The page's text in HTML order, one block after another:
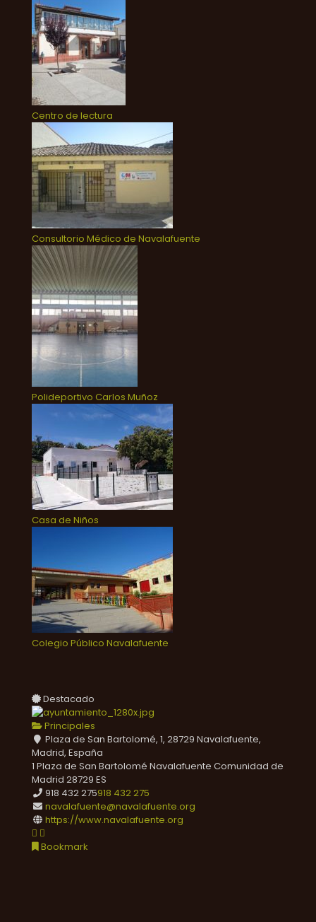
Centro de lectura
Consultorio Médico de Navalafuente
Polideportivo Carlos Muñoz
Casa de Niños
Colegio Público Navalafuente
Destacado
Principales
Plaza de San Bartolomé, 1, 28729 Navalafuente,
Madrid, España
1 Plaza de San Bartolomé Navalafuente Comunidad de
Madrid 28729 ES
918 432 275918 432 275
navalafuente@navalafuente.org
https://www.navalafuente.org
Bookmark